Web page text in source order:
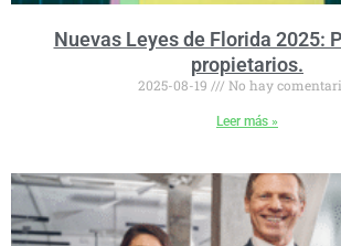
Nuevas Leyes de Florida 2025:
propietarios.
2025-08-19 No hay
Leer más »